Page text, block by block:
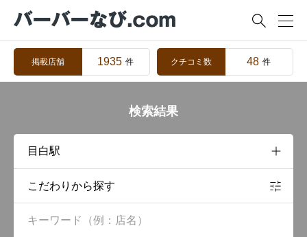

掲載店舗 1935 件 クチコミ数 48 件
検索結果
こだわりから探す